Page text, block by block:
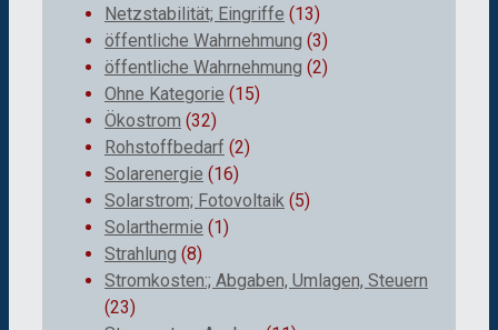
Netzstabilität; Eingriffe (13)
öffentliche Wahrnehmung (3)
öffentliche Wahrnehmung (2)
Ohne Kategorie (15)
Ökostrom (32)
Rohstoffbedarf (2)
Solarenergie (16)
Solarstrom; Fotovoltaik (5)
Solarthermie (1)
Strahlung (8)
Stromkosten:; Abgaben, Umlagen, Steuern
(23)